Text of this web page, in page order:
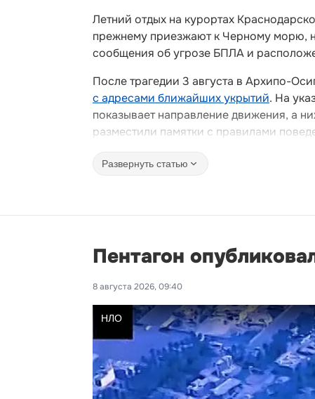
Летний отдых на курортах
прежнему приезжают к Черному морю,
сообщения об угрозе БПЛА и
После трагедии 3 августа в Архипо-
с адресами ближайших укрытий. На
показывает направление движения, а
разместили памятки с правилами
Развернуть статью
Пентагон
8 августа 2026, 09:40